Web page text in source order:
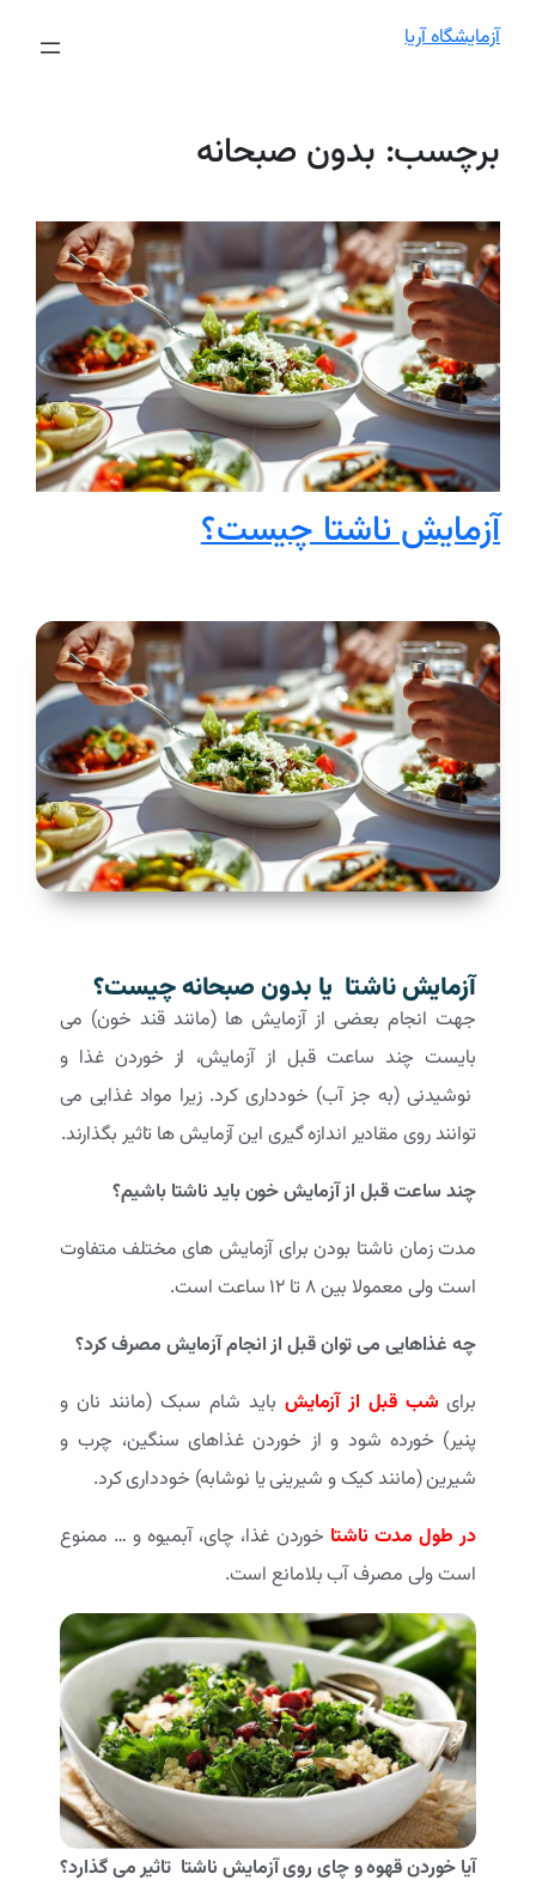
آزمایشگاه آریا
برچسب: بدون صبحانه
آزمایش ناشتا چیست؟
آزمایش ناشتا یا بدون صبحانه چیست؟
جهت انجام بعضی از آزمایش ها (مانند قند خون) می
بایست چند ساعت قبل از آزمایش، از خوردن غذا و
نوشیدنی (به جز آب) خودداری کرد. زیرا مواد غذایی می
توانند روی مقادیر اندازه گیری این آزمایش ها تاثیر بگذارند.
چند ساعت قبل از آزمایش خون باید ناشتا باشیم؟
مدت زمان ناشتا بودن برای آزمایش های مختلف متفاوت
است ولی معمولا بین 8 تا 12 ساعت است.
چه غذاهایی می توان قبل از انجام آزمایش مصرف کرد؟
برای شب قبل از آزمایش باید شام سبک (مانند نان و
پنیر) خورده شود و از خوردن غذاهای سنگین، چرب و
شیرین (مانند کیک و شیرینی یا نوشابه) خودداری کرد.
در طول مدت ناشتا خوردن غذا، چای، آبمیوه و … ممنوع
است ولی مصرف آب بلامانع است.
آیا خوردن قهوه و چای روی آزمایش ناشتا تاثیر می گذارد؟